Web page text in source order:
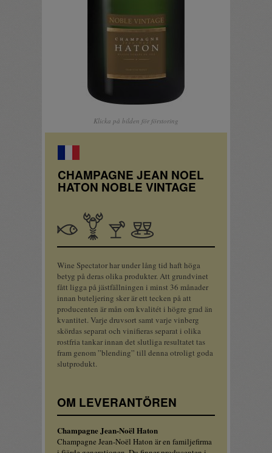
Klicka på bilden för förstoring
CHAMPAGNE JEAN NOEL
HATON NOBLE VINTAGE
Wine Spectator har under lång tid haft höga
betyg på deras olika produkter. Att grundvinet
fått ligga på jästfällningen i minst 36 månader
innan buteljering sker är ett tecken på att
producenten är mån om kvalitét i högre grad än
kvantitet. Varje druvsort samt varje vinberg
skördas separat och vinifieras separat i olika
rostfria tankar innan det slutliga resultatet tas
fram genom ”blending” till denna otroligt goda
slutprodukt.
OM LEVERANTÖREN
Champagne Jean-Noël Haton
Champagne Jean-Noël Haton är en familjefirma